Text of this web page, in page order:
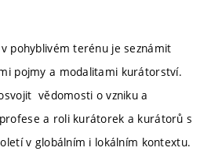
pohyblivém terénu je seznámit
pojmy a modalitami kurátorství.
vědomosti o vzniku a
a roli kurátorek a kurátorů s
v globálním i lokálním kontextu.